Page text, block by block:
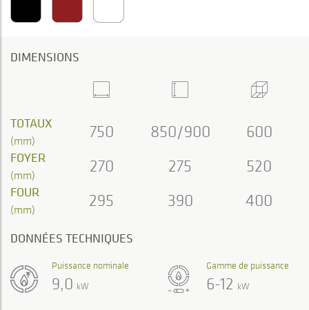
DIMENSIONS
TOTAUX
(mm) 750 850/900 600
FOYER
(mm) 270 275 520
FOUR
(mm) 295 390 400
DONNÉES TECHNIQUES
Gamme de puissance
6-12 kW
Puissance nominale
9,0 kW